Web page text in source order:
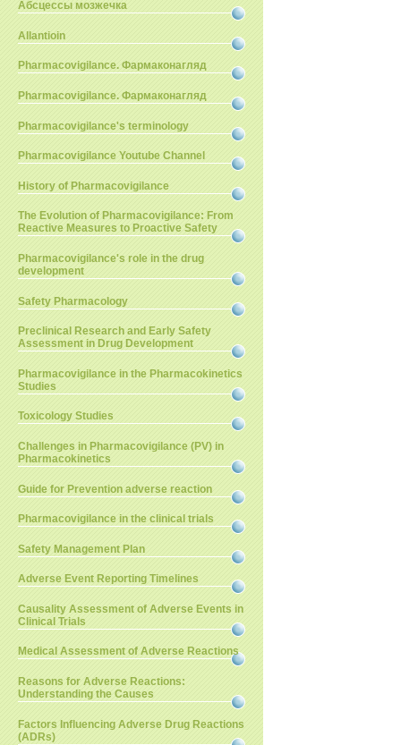
Абсцессы мозжечка
Allantioin
Pharmacovigilance. Фармаконагляд
Pharmacovigilance. Фармаконагляд
Pharmacovigilance's terminology
Pharmacovigilance Youtube Channel
History of Pharmacovigilance
The Evolution of Pharmacovigilance: From
Reactive Measures to Proactive Safety
Pharmacovigilance's role in the drug
development
Safety Pharmacology
Preclinical Research and Early Safety
Assessment in Drug Development
Pharmacovigilance in the Pharmacokinetics
Studies
Toxicology Studies
Challenges in Pharmacovigilance (PV) in
Pharmacokinetics
Guide for Prevention adverse reaction
Pharmacovigilance in the clinical trials
Safety Management Plan
Adverse Event Reporting Timelines
Causality Assessment of Adverse Events in
Clinical Trials
Medical Assessment of Adverse Reactions
Reasons for Adverse Reactions:
Understanding the Causes
Factors Influencing Adverse Drug Reactions
(ADRs)